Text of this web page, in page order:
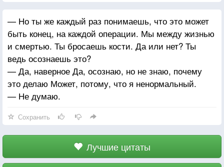
— Но ты же каждый раз понимаешь, что это может
быть конец, на каждой операции. Мы между жизнью
и смертью. Ты бросаешь кости. Да или нет? Ты
ведь осознаешь это?
— Да, наверное Да, осознаю, но не знаю, почему
это делаю Может, потому, что я ненормальный.
— Не думаю.
Сохранить
Лучшие цитаты